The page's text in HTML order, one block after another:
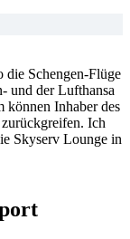
Schengen-Flüge
und der Lufthansa
können Inhaber des
Ich
Skyserv Lounge in